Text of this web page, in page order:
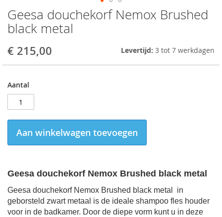
Geesa douchekorf Nemox Brushed
black metal
€ 215,00 Levertijd: 3 tot 7 werkdagen
Aantal
Aan winkelwagen toevoegen
Geesa douchekorf Nemox Brushed black metal
Geesa douchekorf Nemox Brushed black metal in
geborsteld zwart metaal is de ideale shampoo fles houder
voor in de badkamer. Door de diepe vorm kunt u in deze
Skip
to
the
of
gallery